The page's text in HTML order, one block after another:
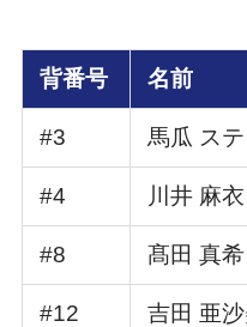
背番号 名前
#3 馬瓜 ス
#4 川井 麻衣
#8 髙田 真希
#12 吉田 亜